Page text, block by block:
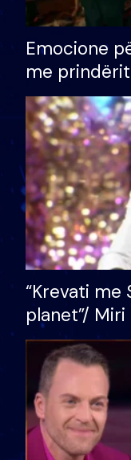
Emocione
me
divorci apo
“Krevati me
planet”/
bukura në
mungojë